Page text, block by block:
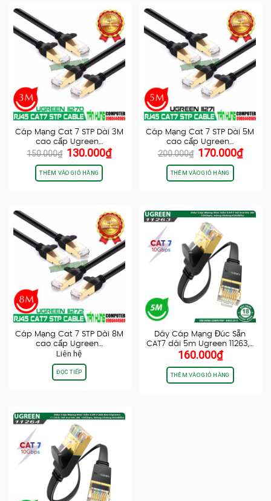
Cáp Mạng Cat 7 STP Dài 3M
cao cấp Ugreen…
150.000₫ Giá
gốc
là:
150.000₫.
130.000₫Giá
THÊM VÀO GIỎ HÀNG
Cáp Mạng Cat 7 STP Dài 5M
cao cấp Ugreen…
200.000₫ Giá
gốc
là:
200.000₫.
170.000₫Giá
THÊM VÀO GIỎ HÀNG
Cáp Mạng Cat 7 STP Dài 8M
cao cấp Ugreen…
Liên hệ
ĐỌC TIẾP
Dây Cáp Mạng Đúc Sẵn
CAT7 dài 5m Ugreen 11263,…
160.000₫
THÊM VÀO GIỎ HÀNG